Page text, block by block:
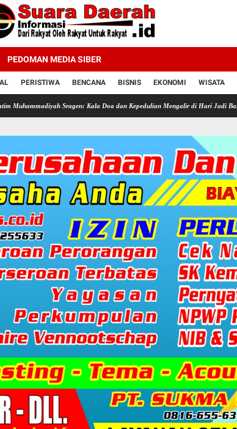
PEDOMAN MEDIA SIBER
PERISTIWA BENCANA BISNIS EKONOMI WISATA
Sragen: Kala Doa dan Kepedulian Mengalir di Hari Jadi Bahlil Lahadalia